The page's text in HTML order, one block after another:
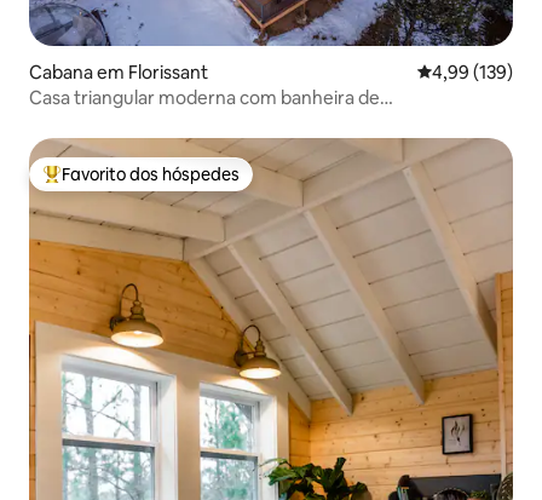
Cabana em Florissant Classificação
4,99 (139)
Casa triangular moderna com banheira de
Favoritos dos hóspedes mais apreciados
Favorito dos hóspedes